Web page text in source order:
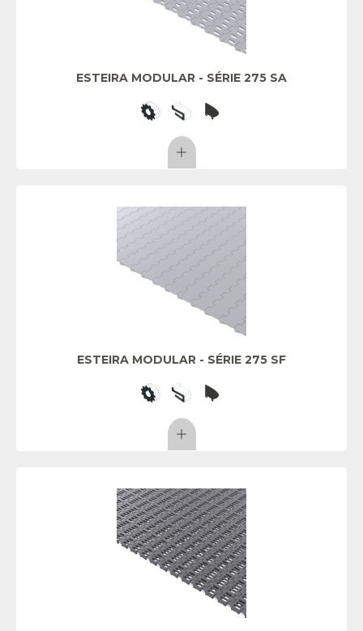
ESTEIRA MODULAR - SÉRIE 275 SA
ESTEIRA MODULAR - SÉRIE 275 SF